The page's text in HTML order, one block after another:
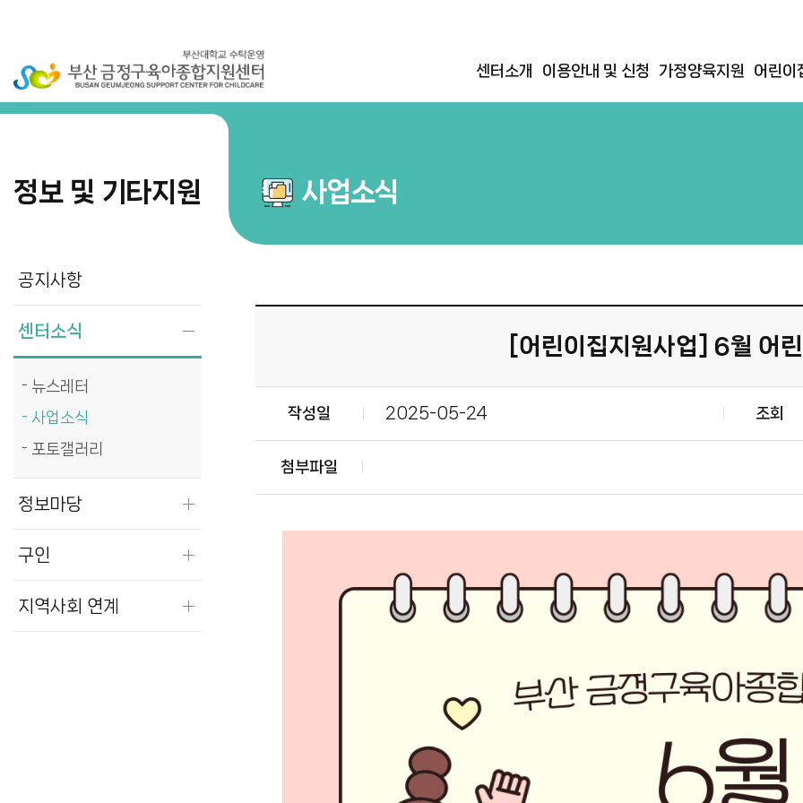
센터소개 이용안내 및 신청 가정양육지원 어린이
사업소식
정보 및 기타지원
공지사항
센터소식
뉴스레터
사업소식
포토갤러리
정보마당
구인
지역사회 연계
[어린이집지원사업] 6월 어
작성일 2025-05-24 조회
첨부파일